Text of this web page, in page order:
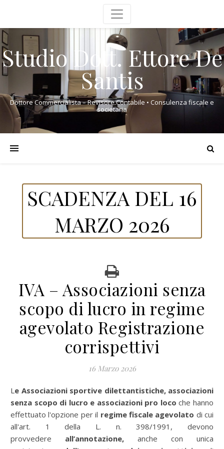
Studio Dott. Ettore De
Santis
Dottore Commercialista – Revisore Contabile • Consulenza fiscale e
societaria
SCADENZA DEL 16
MARZO 2026
IVA – Associazioni senza
scopo di lucro in regime
agevolato Registrazione
corrispettivi
16 Marzo 2026
Le Associazioni sportive dilettantistiche, associazioni
senza scopo di lucro e associazioni pro loco che hanno
effettuato l'opzione per il regime fiscale agevolato di cui
all'art. 1 della L. n. 398/1991, devono
provvedere all’annotazione, anche con unica